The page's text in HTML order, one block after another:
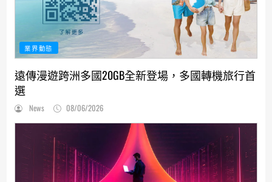
業界動態
遠傳漫遊跨洲多國20GB全新登場，多國轉機旅行首
選
News 08/06/2026